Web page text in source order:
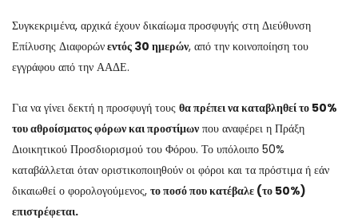
Συγκεκριμένα, αρχικά έχουν δικαίωμα προσφυγής στη Διεύθυνση
Επίλυσης Διαφορώνεντός 30 ημερών, από την κοινοποίηση του
εγγράφου από την ΑΑΔΕ.
Για να γίνει δεκτή η προσφυγή τους θα πρέπει να καταβληθεί το 50%
του αθροίσματος φόρων και προστίμων που αναφέρει η Πράξη
Διοικητικού Προσδιορισμού του Φόρου. Το υπόλοιπο 50%
καταβάλλεται όταν οριστικοποιηθούν οι φόροι και τα πρόστιμα ή εάν
δικαιωθεί ο φορολογούμενος, το ποσό που κατέβαλε (το 50%)
επιστρέφεται.